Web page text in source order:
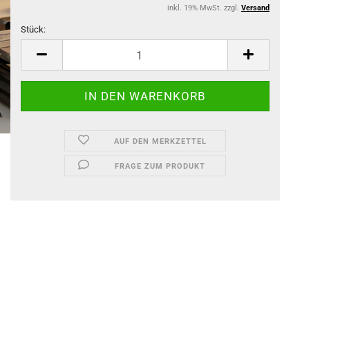
inkl. 19% MwSt. zzgl. Versand
Stück:
Stück
AUF DEN MERKZETTEL
FRAGE ZUM PRODUKT